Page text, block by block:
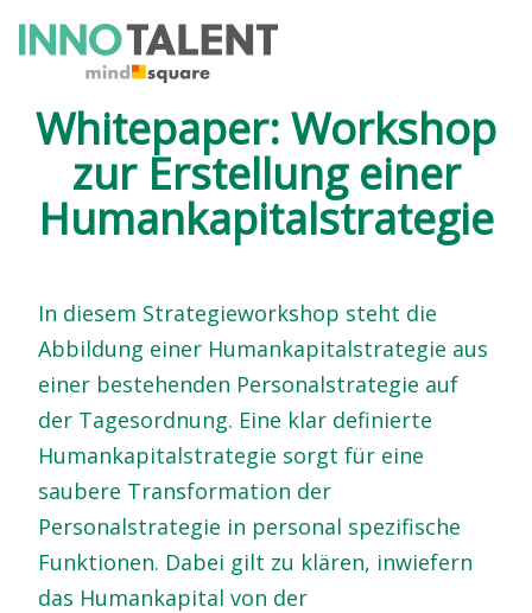
Whitepaper: Workshop
zur Erstellung einer
Humankapitalstrategie
In diesem Strategieworkshop steht die
Abbildung einer Humankapitalstrategie aus
einer bestehenden Personalstrategie auf
der Tagesordnung. Eine klar definierte
Humankapitalstrategie sorgt für eine
saubere Transformation der
Personalstrategie in personal spezifische
Funktionen. Dabei gilt zu klären, inwiefern
das Humankapital von der